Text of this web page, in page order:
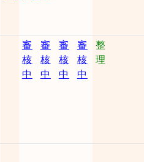
審
核
中
審
核
中
審
核
中
審
核
中
整
理